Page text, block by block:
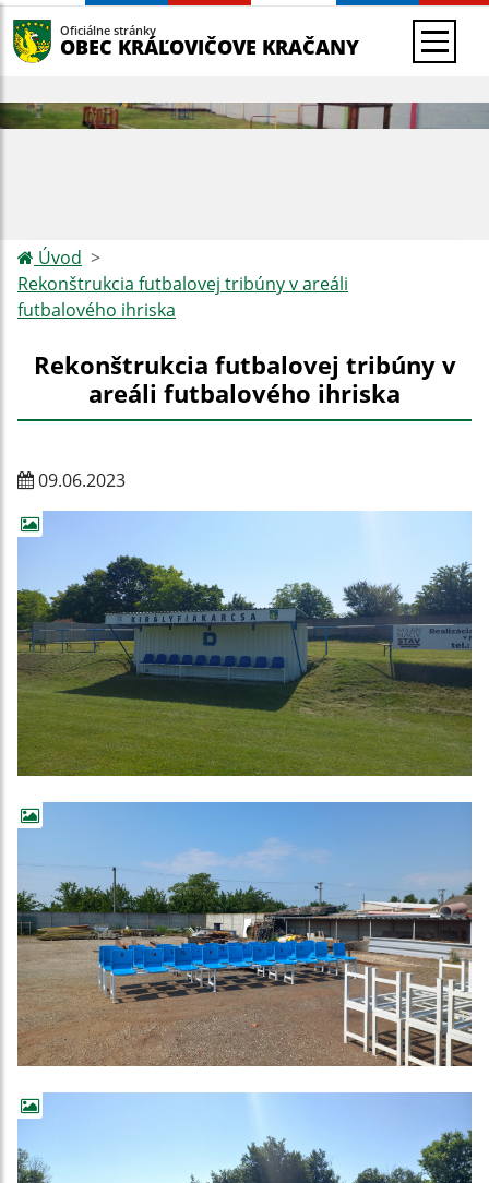
Oficiálne stránky
OBEC KRÁĽOVIČOVE KRAČANY
Úvod
Rekonštrukcia futbalovej tribúny v areáli
futbalového ihriska
Rekonštrukcia futbalovej tribúny v
areáli futbalového ihriska
09.06.2023